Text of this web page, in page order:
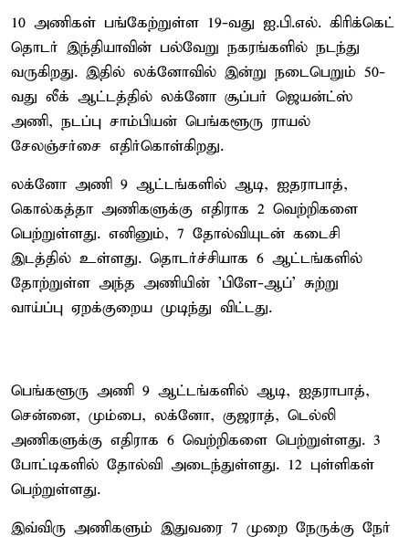
10 அணிகள் பங்கேற்றுள்ள 19-வது ஐ.பி.எல். கிரிக்கெட்
தொடர் இந்தியாவின் பல்வேறு நகரங்களில் நடந்து
வருகிறது. இதில் லக்னோவில் இன்று நடைபெறும் 50-
வது லீக் ஆட்டத்தில் லக்னோ சூப்பர் ஜெயன்ட்ஸ்
அணி, நடப்பு சாம்பியன் பெங்களூரு ராயல்
சேலஞ்சர்சை எதிர்கொள்கிறது.
லக்னோ அணி 9 ஆட்டங்களில் ஆடி, ஐதராபாத்,
கொல்கத்தா அணிகளுக்கு எதிராக 2 வெற்றிகளை
பெற்றுள்ளது. எனினும், 7 தோல்வியுடன் கடைசி
இடத்தில் உள்ளது. தொடர்ச்சியாக 6 ஆட்டங்களில்
தோற்றுள்ள அந்த அணியின் 'பிளே-ஆப்' சுற்று
வாய்ப்பு ஏறக்குறைய முடிந்து விட்டது.
பெங்களூரு அணி 9 ஆட்டங்களில் ஆடி, ஐதராபாத்,
சென்னை, மும்பை, லக்னோ, குஜராத், டெல்லி
அணிகளுக்கு எதிராக 6 வெற்றிகளை பெற்றுள்ளது. 3
போட்டிகளில் தோல்வி அடைந்துள்ளது. 12 புள்ளிகள்
பெற்றுள்ளது.
இவ்விரு அணிகளும் இதுவரை 7 முறை நேருக்கு நேர்